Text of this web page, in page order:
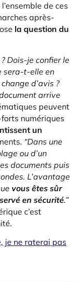
de ces
après-
la question du
Dois-je confier le
sera-t-elle en
d’avis ?
arrive
peuvent
numériques
un
“Dans une
ou d’un
documents puis
L’avantage
vous êtes sûr
en sécurité.”
c’est
je ne raterai pas